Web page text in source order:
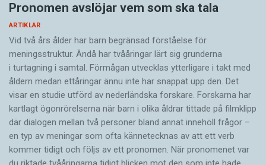
Pronomen avslöjar vem som ska tala
ARTIKLAR
Vid två års ålder har barn begränsad förståelse för
meningsstruktur. Ändå har tvååringar lärt sig grunderna
i turtagning i samtal. Förmågan utvecklas ytterligare i takt med
åldern medan ettåringar ännu inte har snappat upp den. Det
visar en studie utförd av nederländska forskare. Forskarna har
kartlagt ögonrörelserna när barn i olika åldrar tittade på filmklipp
där dialogen mellan två personer bland annat innehöll frågor –
en typ av meningar som ofta kännetecknas av att ett verb
kommer tidigt och följs av ett pronomen. När pronomenet var